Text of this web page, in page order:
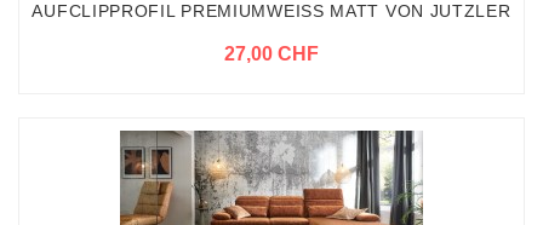
AUFCLIPPROFIL PREMIUMWEISS MATT VON JUTZLER
27,00 CHF